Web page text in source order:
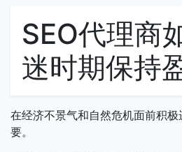
SEO代理商
迷时期保持
在经济不景气和自然危机面前积
要。